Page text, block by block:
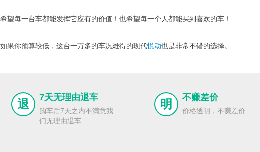
希望每一台车都能发挥它应有的价值！也希望每一个人都能买到喜欢的车！
如果你预算较低，这台一万多的车况难得的现代悦动也是非常不错的选择。
退 7天无理由退车
购车后7天之内不满意我
们无理由退车
明 不赚差价
价格透明，不赚差价